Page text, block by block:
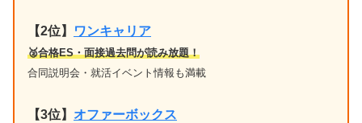
【2位】 ワンキャリア
🥈合格ES・面接過去問が読み放題！
合同説明会・就活イベント情報も満載
【3位】 オファーボックス